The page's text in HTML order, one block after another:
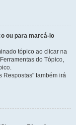
ou para marcá-lo
tópico ao clicar na
do Tópico,
Respostas" também irá